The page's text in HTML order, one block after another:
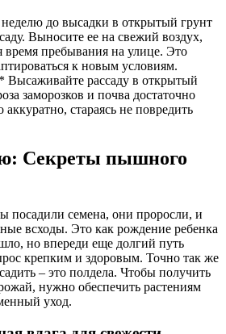
до высадки в открытый грунт
Выносите ее на свежий воздух,
время пребывания на улице. Это
к новым условиям.
рассаду в открытый
заморозков и почва достаточно
аккуратно, стараясь не повредить
Секреты пышного
посадили семена, они проросли, и
всходы. Это как рождение ребенка
но впереди еще долгий путь
крепким и здоровым. Точно так же
– это полдела. Чтобы получить
нужно обеспечить растениям
уход.